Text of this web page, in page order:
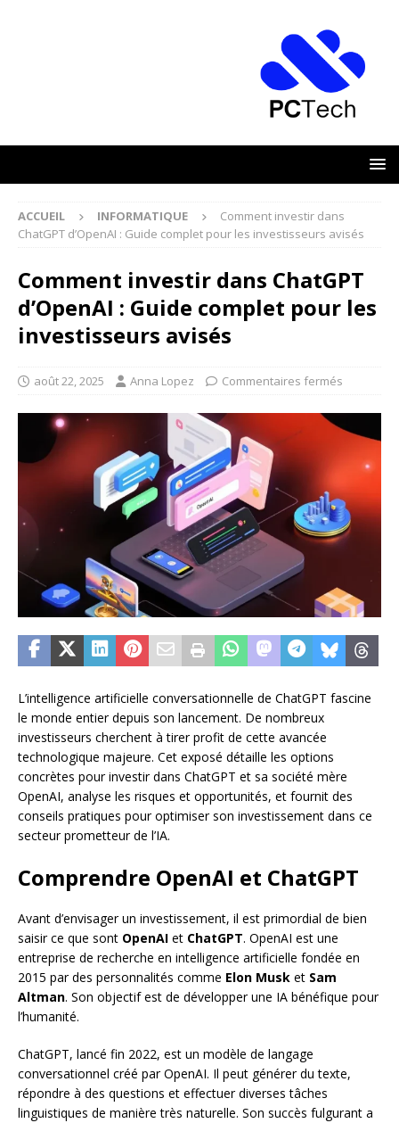
ACCUEIL INFORMATIQUE
Comment investir dans
ChatGPT d’OpenAI : Guide complet pour les investisseurs avisés
Comment investir dans ChatGPT
d’OpenAI : Guide complet pour les
investisseurs avisés
août 22, 2025 Anna Lopez Commentaires fermés
L’intelligence artificielle conversationnelle de ChatGPT fascine
le monde entier depuis son lancement. De nombreux
investisseurs cherchent à tirer profit de cette avancée
technologique majeure. Cet exposé détaille les options
concrètes pour investir dans ChatGPT et sa société mère
OpenAI, analyse les risques et opportunités, et fournit des
conseils pratiques pour optimiser son investissement dans ce
secteur prometteur de l’IA.
Comprendre OpenAI et ChatGPT
Avant d’envisager un investissement, il est primordial de bien
saisir ce que sont OpenAI et ChatGPT. OpenAI est une
entreprise de recherche en intelligence artificielle fondée en
2015 par des personnalités comme Elon Musk et Sam
Altman. Son objectif est de développer une IA bénéfique pour
l’humanité.
ChatGPT, lancé fin 2022, est un modèle de langage
conversationnel créé par OpenAI. Il peut générer du texte,
répondre à des questions et effectuer diverses tâches
linguistiques de manière très naturelle. Son succès fulgurant a